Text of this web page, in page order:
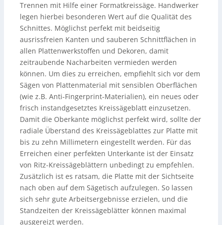
Trennen mit Hilfe einer Formatkreissäge. Handwerker
legen hierbei besonderen Wert auf die Qualität des
Schnittes. Möglichst perfekt mit beidseitig
ausrissfreien Kanten und sauberen Schnittflächen in
allen Plattenwerkstoffen und Dekoren, damit
zeitraubende Nacharbeiten vermieden werden
können. Um dies zu erreichen, empfiehlt sich vor dem
Sägen von Plattenmaterial mit sensiblen Oberflächen
(wie z.B. Anti-Fingerprint-Materialien), ein neues oder
frisch instandgesetztes Kreissägeblatt einzusetzen.
Damit die Oberkante möglichst perfekt wird, sollte der
radiale Überstand des Kreissägeblattes zur Platte mit
bis zu zehn Millimetern eingestellt werden. Für das
Erreichen einer perfekten Unterkante ist der Einsatz
von Ritz-Kreissägeblättern unbedingt zu empfehlen.
Zusätzlich ist es ratsam, die Platte mit der Sichtseite
nach oben auf dem Sägetisch aufzulegen. So lassen
sich sehr gute Arbeitsergebnisse erzielen, und die
Standzeiten der Kreissägeblätter können maximal
ausgereizt werden.